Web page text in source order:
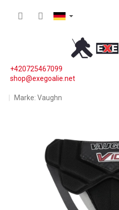
+420725467099
shop@exegoalie.net
Marke: Vaughn